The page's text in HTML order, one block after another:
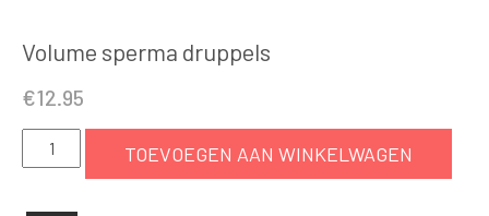
Volume sperma druppels
€12.95
Volume
sperma
TOEVOEGEN AAN WINKELWAGEN